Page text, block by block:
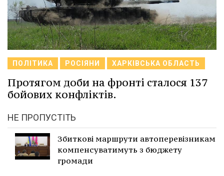
ПОЛІТИКА РОСІЯНИ ХАРКІВСЬКА ОБЛАСТЬ
Протягом доби на фронті сталося 137
бойових конфліктів.
НЕ ПРОПУСТІТЬ
Збиткові маршрути автоперевізникам
компенсуватимуть з бюджету
громади